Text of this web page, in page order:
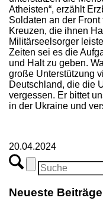
Atheisten“, erzählt
Soldaten an der
Kreuzen, die ihnen
Militärseelsorger
Zeiten sei es die
und Halt zu geben.
große Unterstützung
Deutschland, die die
vergessen. Er bittet
in der Ukraine und
20.04.2024
Neueste Beiträge